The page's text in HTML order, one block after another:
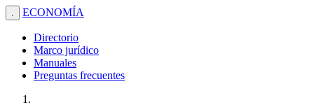
. ECONOMÍA
Directorio
Marco jurídico
Manuales
Preguntas frecuentes